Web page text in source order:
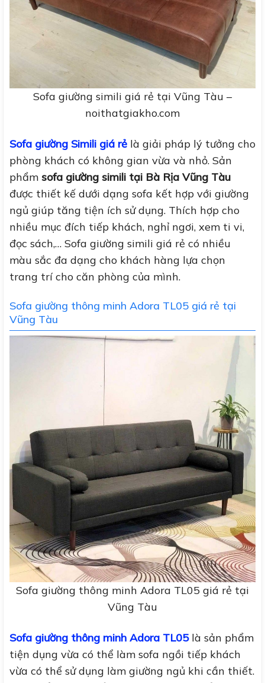
Sofa giường simili giá rẻ tại Vũng Tàu –
noithatgiakho.com
Sofa giường Simili giá rẻ là giải pháp lý tưởng cho
phòng khách có không gian vừa và nhỏ. Sản
phẩm sofa giường simili tại Bà Rịa Vũng Tàu
được thiết kế dưới dạng sofa kết hợp với giường
ngủ giúp tăng tiện ích sử dụng. Thích hợp cho
nhiều mục đích tiếp khách, nghỉ ngơi, xem ti vi,
đọc sách,… Sofa giường simili giá rẻ có nhiều
màu sắc đa dạng cho khách hàng lựa chọn
trang trí cho căn phòng của mình.
Sofa giường thông minh Adora TL05 giá rẻ tại
Vũng Tàu
Sofa giường thông minh Adora TL05 giá rẻ tại
Vũng Tàu
Sofa giường thông minh Adora TL05là sản phẩm
tiện dụng vừa có thể làm sofa ngồi tiếp khách
vừa có thể sử dụng làm giường ngủ khi cần thiết.